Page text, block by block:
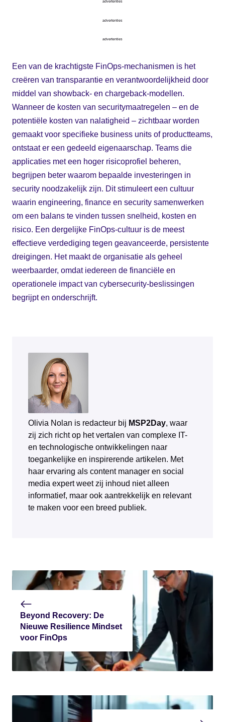
advertenties
advertenties
advertenties
Een van de krachtigste FinOps-mechanismen is het
creëren van transparantie en verantwoordelijkheid door
middel van showback- en chargeback-modellen.
Wanneer de kosten van securitymaatregelen – en de
potentiële kosten van nalatigheid – zichtbaar worden
gemaakt voor specifieke business units of productteams,
ontstaat er een gedeeld eigenaarschap. Teams die
applicaties met een hoger risicoprofiel beheren,
begrijpen beter waarom bepaalde investeringen in
security noodzakelijk zijn. Dit stimuleert een cultuur
waarin engineering, finance en security samenwerken
om een balans te vinden tussen snelheid, kosten en
risico. Een dergelijke FinOps-cultuur is de meest
effectieve verdediging tegen geavanceerde, persistente
dreigingen. Het maakt de organisatie als geheel
weerbaarder, omdat iedereen de financiële en
operationele impact van cybersecurity-beslissingen
begrijpt en onderschrijft.
Olivia Nolan is redacteur bij MSP2Day, waar
zij zich richt op het vertalen van complexe IT-
en technologische ontwikkelingen naar
toegankelijke en inspirerende artikelen. Met
haar ervaring als content manager en social
media expert weet zij inhoud niet alleen
informatief, maar ook aantrekkelijk en relevant
te maken voor een breed publiek.
Beyond Recovery: De
Nieuwe Resilience Mindset
voor FinOps